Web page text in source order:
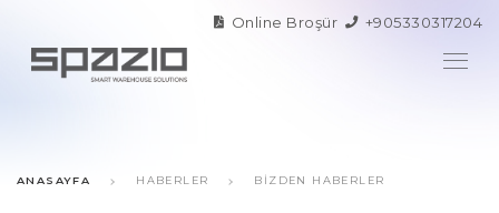
Online Broşür +905330317204
ANASAYFA HABERLER BIZDEN HABERLER